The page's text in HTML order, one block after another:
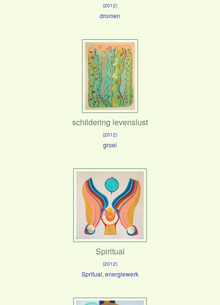
(2012)
dromen
schildering levenslust
(2012)
groei
Spiritual
(2012)
Spritual, energiewerk